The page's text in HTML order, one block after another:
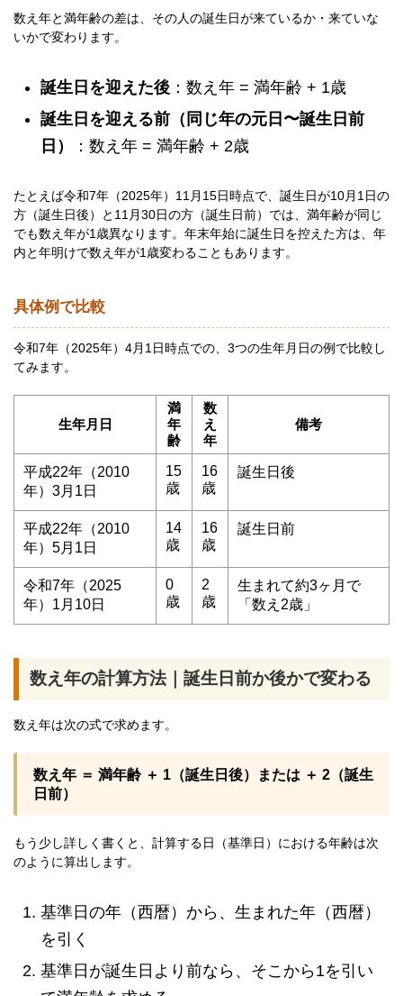
数え年と満年齢の差は、その人の誕生日が来ているか・来ていな
いかで変わります。
誕生日を迎えた後 ：数え年 = 満年齢 + 1歳
誕生日を迎える前（同じ年の元日〜誕生日前
日）
：数え年 = 満年齢 + 2歳
たとえば令和7年（2025年）11月15日時点で、誕生日が10月1日の
方（誕生日後）と11月30日の方（誕生日前）では、満年齢が同じ
でも数え年が1歳異なります。年末年始に誕生日を控えた方は、年
内と年明けで数え年が1歳変わることもあります。
具体例で比較
令和7年（2025年）4月1日時点での、3つの生年月日の例で比較し
てみます。
生年月日
満
年
齢
数
え
年
備考
平成22年（2010
年）3月1日
15
歳
16
歳
誕生日後
平成22年（2010
年）5月1日
14
歳
16
歳
誕生日前
令和7年（2025
年）1月10日
0
歳
2
歳
生まれて約3ヶ月で
「数え2歳」
数え年の計算方法｜誕生日前か後かで変わる
数え年は次の式で求めます。
数え年 ＝ 満年齢 ＋ 1（誕生日後）または ＋ 2（誕生
日前）
もう少し詳しく書くと、計算する日（基準日）における年齢は次
のように算出します。
基準日の年（西暦）から、生まれた年（西暦）
を引く
基準日が誕生日より前なら、そこから1を引い